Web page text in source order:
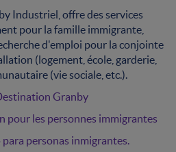
Industriel, offre des services
pour la famille immigrante,
d'emploi pour la conjointe
(logement, école, garderie,
(vie sociale, etc.).
Granby
pour les personnes immigrantes
personas inmigrantes.